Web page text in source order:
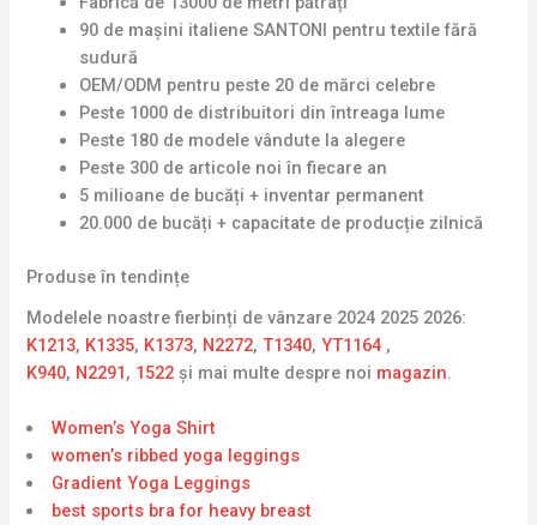
90 de mașini italiene SANTONI pentru textile fără
sudură
OEM/ODM pentru peste 20 de mărci celebre
Peste 1000 de distribuitori din întreaga lume
Peste 180 de modele vândute la alegere
Peste 300 de articole noi în fiecare an
5 milioane de bucăți + inventar permanent
20.000 de bucăți + capacitate de producție zilnică
Produse în tendințe
Modelele noastre fierbinți de vânzare 2024 2025 2026:
K1213, K1335, K1373, N2272,T1340,YT1164 ,
K940, N2291, 1522și mai multe despre noi magazin.
Women’s Yoga Shirt
women’s ribbed yoga leggings
Gradient Yoga Leggings
best sports bra for heavy breast